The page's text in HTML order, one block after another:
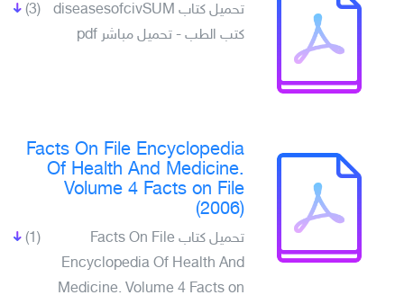
(3)
تحميل كتاب diseasesofcivSUM
كتب الطب - تحميل مباشر pdf
Facts On File Encyclopedia
Of Health And Medicine.
Volume 4 Facts on File
(2006)
(1)
تحميل كتاب Facts On File
Encyclopedia Of Health And
Medicine. Volume 4 Facts on